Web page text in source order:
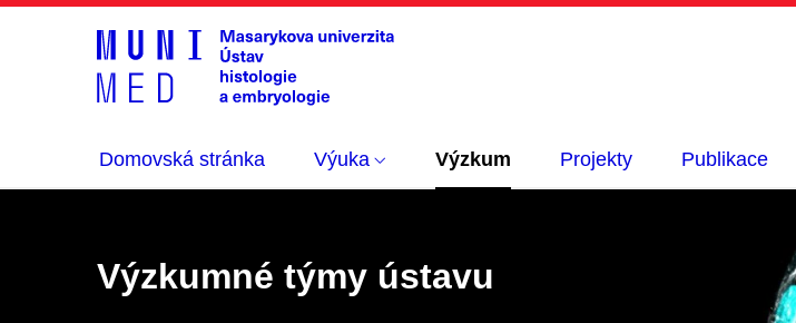
Domovská stránka Výuka Výzkum Projekty Publikace
Výzkumné týmy ústavu